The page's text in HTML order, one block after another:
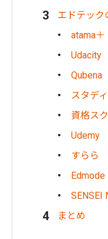
エドテック
atama＋
Udacity
Qubena
スタデ
資格ス
Udemy
すらら
Edmode
SENSEI
まとめ